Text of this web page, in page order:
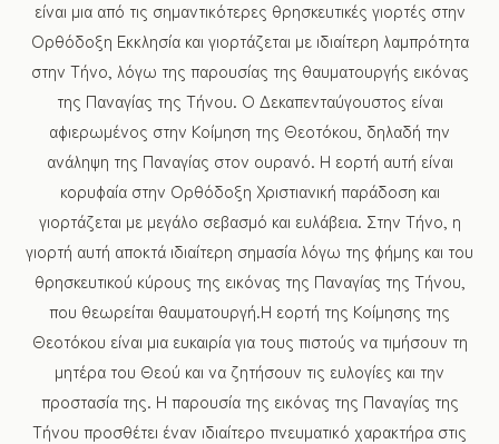
είναι μια από τις σημαντικότερες θρησκευτικές γιορτές στην
Ορθόδοξη Εκκλησία και γιορτάζεται με ιδιαίτερη λαμπρότητα
στην Τήνο, λόγω της παρουσίας της θαυματουργής εικόνας
της Παναγίας της Τήνου. Ο Δεκαπενταύγουστος είναι
αφιερωμένος στην Κοίμηση της Θεοτόκου, δηλαδή την
ανάληψη της Παναγίας στον ουρανό. Η εορτή αυτή είναι
κορυφαία στην Ορθόδοξη Χριστιανική παράδοση και
γιορτάζεται με μεγάλο σεβασμό και ευλάβεια. Στην Τήνο, η
γιορτή αυτή αποκτά ιδιαίτερη σημασία λόγω της φήμης και του
θρησκευτικού κύρους της εικόνας της Παναγίας της Τήνου,
που θεωρείται θαυματουργή.Η εορτή της Κοίμησης της
Θεοτόκου είναι μια ευκαιρία για τους πιστούς να τιμήσουν τη
μητέρα του Θεού και να ζητήσουν τις ευλογίες και την
προστασία της. Η παρουσία της εικόνας της Παναγίας της
Τήνου προσθέτει έναν ιδιαίτερο πνευματικό χαρακτήρα στις